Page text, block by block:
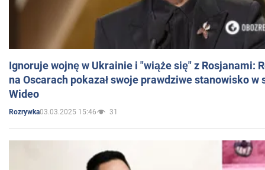
Ignoruje wojnę w Ukrainie i "wiąże się" z Rosjanami:
na Oscarach pokazał swoje prawdziwe stanowisko w
Wideo
Rozrywka03.03.2025 15:46 31